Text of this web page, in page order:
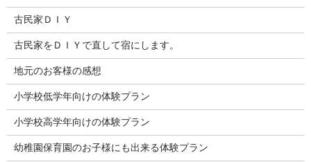
古民家ＤＩＹ
古民家をＤＩＹで直して宿にします。
地元のお客様の感想
小学校低学年向けの体験プラン
小学校高学年向けの体験プラン
幼稚園保育園のお子様にも出来る体験プラン